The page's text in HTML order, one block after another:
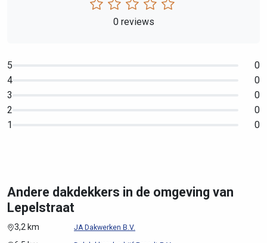
0 reviews
5
0
4
0
3
0
2
0
1
0
Andere dakdekkers in de omgeving van
Lepelstraat
3,2 km JA Dakwerken B.V.